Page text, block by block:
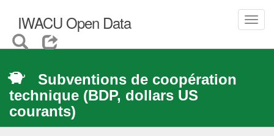
IWACU Open Data
Subventions de coopération
technique (BDP, dollars US
courants)